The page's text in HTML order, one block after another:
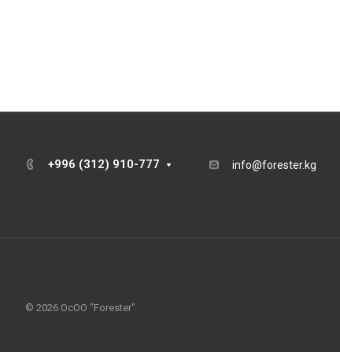
+996 (312) 910-777 info@forester.kg
© 2026 ОсОО "Forester"